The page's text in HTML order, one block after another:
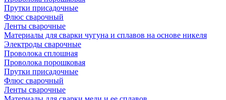
Прутки присадочные
Флюс сварочный
Ленты сварочные
Материалы для сварки чугуна и сплавов на основе никеля
Электроды сварочные
Проволока сплошная
Проволока порошковая
Прутки присадочные
Флюс сварочный
Ленты сварочные